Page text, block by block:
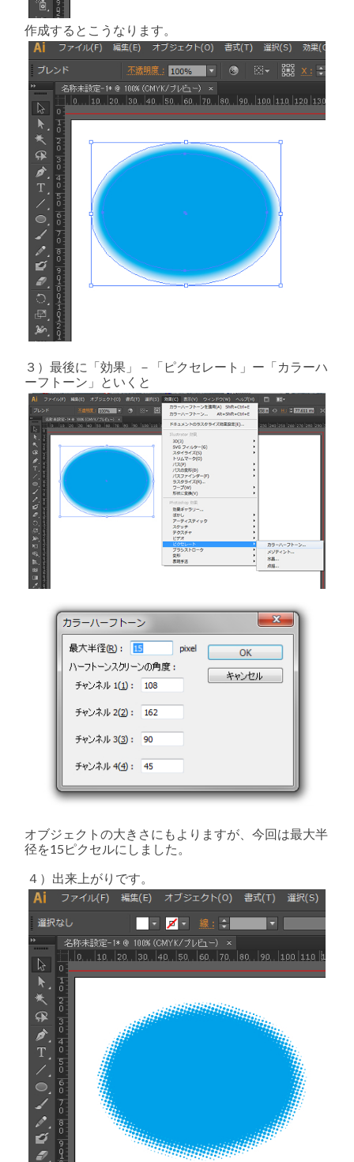
作成するとこうなります。
３）最後に「効果」－「ピクセレート」ー「カラーハ
ーフトーン」といくと
オブジェクトの大きさにもよりますが、今回は最大半
径を15ピクセルにしました。
４）出来上がりです。